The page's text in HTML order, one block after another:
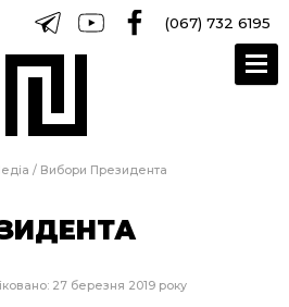
(067) 732 6195
/ Вибори Президента
27 березня 2019 року